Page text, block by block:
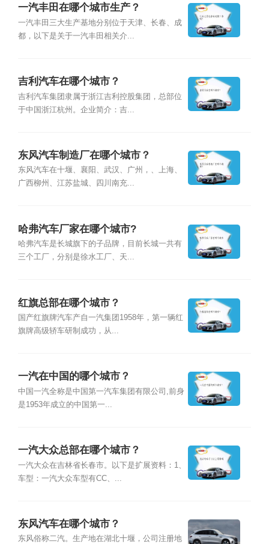
一汽丰田在哪个城市生产？
一汽丰田三大生产基地分别位于天津、长春、成
都，以下是关于一汽丰田相关介...
吉利汽车在哪个城市？
吉利汽车集团隶属于浙江吉利控股集团，总部位
于中国浙江杭州。企业简介：吉...
东风汽车制造厂在哪个城市？
东风汽车在十堰、襄阳、武汉、广州，、上海、
广西柳州、江苏盐城、四川南充...
哈弗汽车厂家在哪个城市?
哈弗汽车是长城旗下的子品牌，目前长城一共有
三个工厂，分别是徐水工厂、天...
红旗总部在哪个城市？
国产红旗牌汽车产自一汽集团1958年，第一辆红
旗牌高级轿车研制成功，从...
一汽在中国的哪个城市？
中国一汽全称是中国第一汽车集团有限公司,前身
是1953年成立的中国第一...
一汽大众总部在哪个城市？
一汽大众在吉林省长春市。以下是扩展资料：1、
车型：一汽大众车型有CC、...
东风汽车在哪个城市？
东风俗称二汽。生产地在湖北十堰，公司注册地